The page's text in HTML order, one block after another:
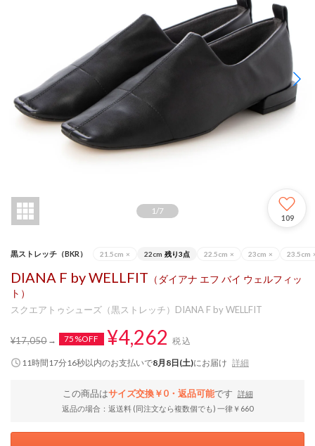
1 /7
109
黒ストレッチ（BKR） 21.5cm × 22cm 残り3点 22.5cm × 23cm × 23.5cm
DIANA F by WELLFIT （ダイアナ エフ バイ ウェルフィッ
ト）
スクエアトゥシューズ（黒ストレッチ）DIANA F by WELLFIT
¥17,050 75%OFF ¥4,262 税込
11時間17分16秒以内のお支払いで8月8日(土)にお届け 詳細
この商品はサイズ交換￥0・返品可能です
詳細
返品の場合：返送料 (同注文なら複数個でも) 一律￥660